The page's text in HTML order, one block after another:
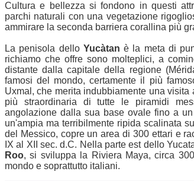
Cultura e bellezza si fondono in questi
parchi naturali con una vegetazione
ammirare la seconda barriera corallina più
La penisola dello Yucàtanè la meta di
richiamo che offre sono molteplici, a
distante dalla capitale della regione
famosi del mondo, certamente il più
Uxmal, che merita indubbiamente una
più straordinaria di tutte le piramidi
angolazione dalla sua base ovale fino a
un'ampia ma terribilmente ripida scalinata
del Messico, copre un area di 300 ettari e
IX al XII sec. d.C. Nella parte est dello
Roo, si sviluppa la Riviera Maya, circa
mondo e soprattutto italiani.